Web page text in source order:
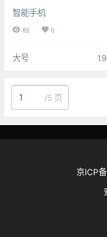
表明，人们对新iPhone机
高于供应链的预期。
智能手机
80 0
大号
/5 页
京ICP